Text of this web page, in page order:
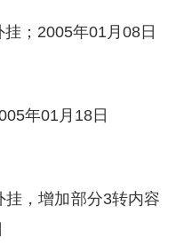
；2005年01月08日
年01月18日
，增加部分3转内容